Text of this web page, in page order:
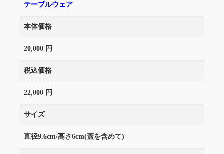
テーブルウェア
本体価格
20,000 円
税込価格
22,000 円
サイズ
直径9.6cm/高さ6cm(蓋を含めて)